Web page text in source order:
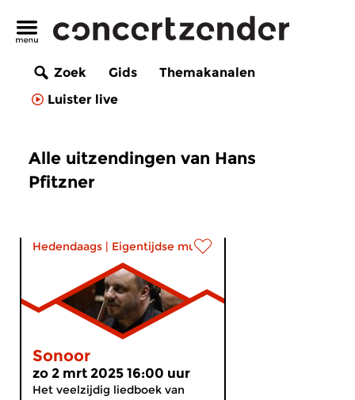
Zoek Gids
Themakanalen
Luister live
Alle uitzendingen van Hans
Pfitzner
Hedendaags | Eigentijdse muziek
Sonoor
zo 2 mrt 2025 16:00 uur
Het veelzijdig liedboek van